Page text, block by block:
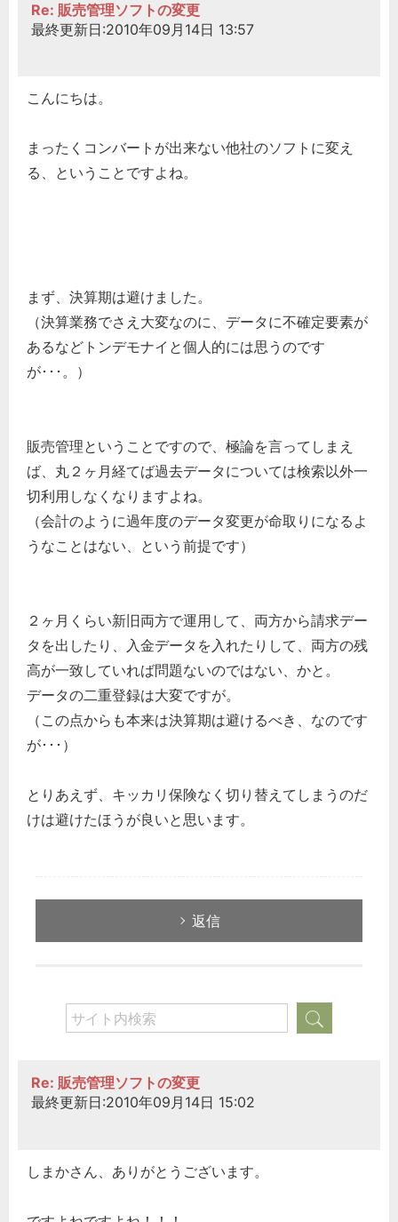
Re: 販売管理ソフトの変更
最終更新日:2010年09月14日 13:57
こんにちは。
まったくコンバートが出来ない他社のソフトに変え
る、ということですよね。
まず、決算期は避けました。
（決算業務でさえ大変なのに、データに不確定要素が
あるなどトンデモナイと個人的には思うのです
が･･･。）
販売管理ということですので、極論を言ってしまえ
ば、丸２ヶ月経てば過去データについては検索以外一
切利用しなくなりますよね。
（会計のように過年度のデータ変更が命取りになるよ
うなことはない、という前提です）
２ヶ月くらい新旧両方で運用して、両方から請求デー
タを出したり、入金データを入れたりして、両方の残
高が一致していれば問題ないのではない、かと。
データの二重登録は大変ですが。
（この点からも本来は決算期は避けるべき、なのです
が･･･）
とりあえず、キッカリ保険なく切り替えてしまうのだ
けは避けたほうが良いと思います。
返信
Re: 販売管理ソフトの変更
最終更新日:2010年09月14日 15:02
しまかさん、ありがとうございます。